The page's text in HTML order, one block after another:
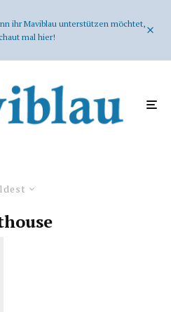
ihr Maviblau unterstützen möchtet,
mal hier!